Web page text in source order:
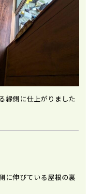
縁側に仕上がりました
に伸びている屋根の裏